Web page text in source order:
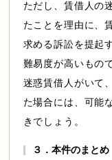
ただし、賃借人の
たことを理由に、
求める訴訟を提起
難易度が高いもの
迷惑賃借人がいて
た場合には、可能
きでしょう。
３．本件のまとめ